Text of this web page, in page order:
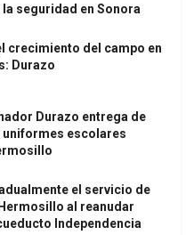
seguridad en Sonora
crecimiento del campo en
Durazo
Durazo entrega de
uniformes escolares
el servicio de
al reanudar
Independencia